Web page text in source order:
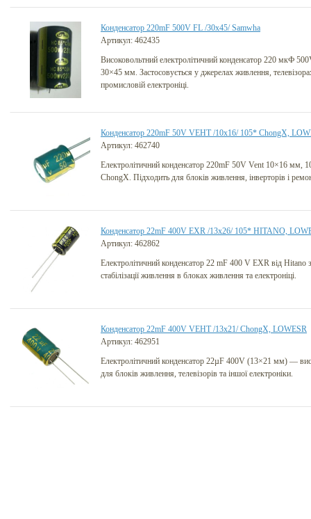
Конденсатор 220mF 500V FL /30x45/ Samwha
Артикул: 462435
Високовольтний електролітичний конденсатор 220 мкФ
30×45 мм. Застосовується у джерелах живлення,
промисловій електроніці.
Конденсатор 220mF 50V VEHT /10x16/ 105* ChongX,
Артикул: 462740
Електролітичний конденсатор 220mF 50V Vent 10×16 мм,
ChongX. Підходить для блоків живлення, інверторів і
Конденсатор 22mF 400V EXR /13x26/ 105* HITANO,
Артикул: 462862
Електролітичний конденсатор 22 mF 400 V EXR від Hitano
стабілізації живлення в блоках живлення та електроніці.
Конденсатор 22mF 400V VEHT /13x21/ ChongX, LOWESR
Артикул: 462951
Електролітичний конденсатор 22µF 400V (13×21 мм) —
для блоків живлення, телевізорів та іншої електроніки.